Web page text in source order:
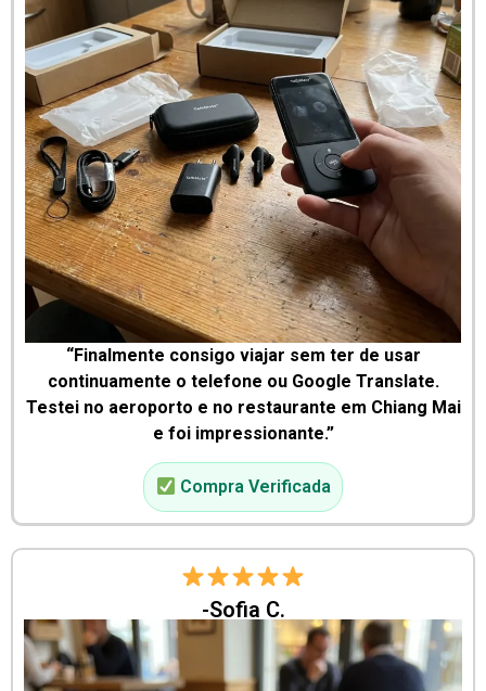
“Finalmente consigo viajar sem ter de usar
continuamente o telefone ou Google Translate.
Testei no aeroporto e no restaurante em Chiang Mai
e foi impressionante.”
Compra Verificada
-Sofia C.